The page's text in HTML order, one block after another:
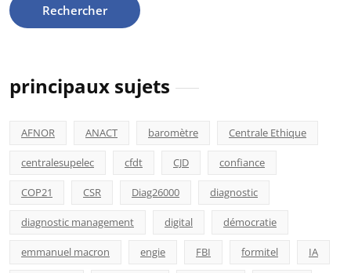
principaux sujets
AFNOR ANACT baromètre Centrale Ethique
centralesupelec cfdt CJD confiance
COP21 CSR Diag26000 diagnostic
diagnostic management digital démocratie
emmanuel macron engie FBI formitel IA